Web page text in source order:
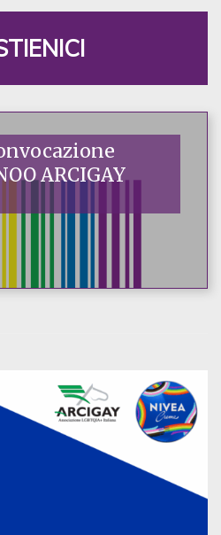
ARCIGAY